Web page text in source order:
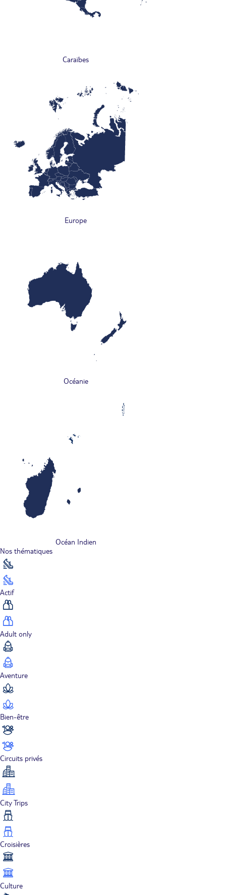
Caraïbes
Europe
Océanie
Océan Indien
Nos thématiques
Actif
Adult only
Aventure
Bien-être
Circuits privés
City Trips
Croisières
Culture